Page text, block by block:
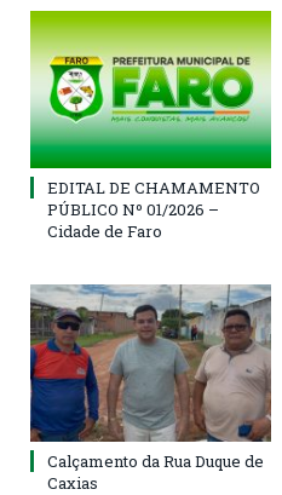
EDITAL DE CHAMAMENTO
PÚBLICO Nº 01/2026 –
Cidade de Faro
Calçamento da Rua Duque de
Caxias